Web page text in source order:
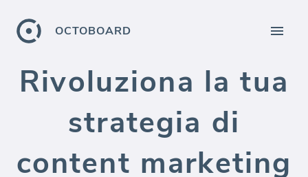
OCTOBOARD
Rivoluziona la tua
strategia di
content marketing